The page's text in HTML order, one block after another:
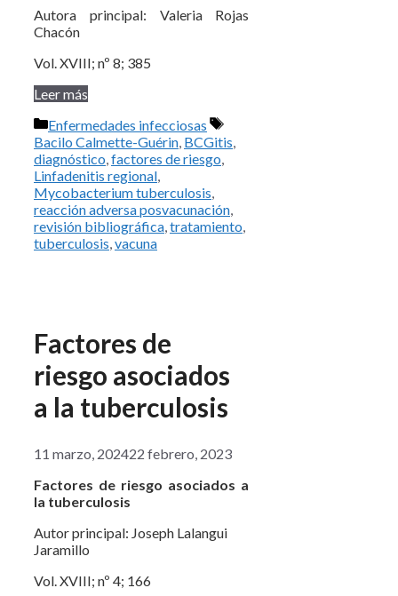
Autora principal: Valeria Rojas
Chacón
Vol. XVIII; nº 8; 385
Leer más
Categorías
Enfermedades infecciosas
Etiquetas
Bacilo Calmette-Guérin, BCGitis,
diagnóstico,factores de riesgo,
Linfadenitis regional,
Mycobacterium tuberculosis,
reacción adversa posvacunación,
revisión bibliográfica,tratamiento,
tuberculosis,vacuna
Factores de
riesgo asociados
a la tuberculosis
11 marzo, 202422 febrero, 2023
Factores de riesgo asociados a
la tuberculosis
Autor principal: Joseph Lalangui
Jaramillo
Vol. XVIII; nº 4; 166